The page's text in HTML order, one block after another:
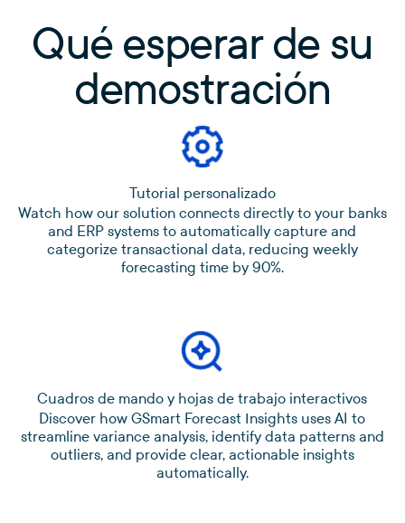
Qué esperar de su
demostración
Tutorial personalizado
Watch how our solution connects directly to your banks
and ERP systems to automatically capture and
categorize transactional data, reducing weekly
forecasting time by 90%.
Cuadros de mando y hojas de trabajo interactivos
Discover how GSmart Forecast Insights uses AI to
streamline variance analysis, identify data patterns and
outliers, and provide clear, actionable insights
automatically.